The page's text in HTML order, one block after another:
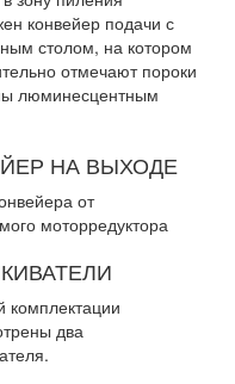
конвейер подачи с
столом, на котором
отмечают пороки
люминесцентным
НА ВЫХОДЕ
от
моторредуктора
комплектации
два